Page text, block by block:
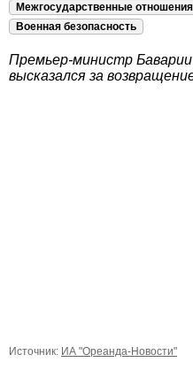
Межгосударственные отношения
Военная безопасность
Премьер-министр
высказался за
Источник: ИА "Ореанда-Новости"